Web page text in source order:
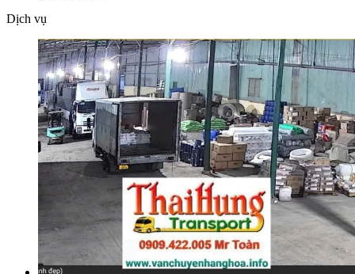
Dịch vụ